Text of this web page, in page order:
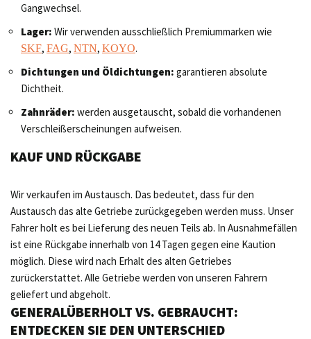
Gangwechsel.
Lager: Wir verwenden ausschließlich Premiummarken wie
SKF, FAG, NTN, KOYO.
Dichtungen und Öldichtungen: garantieren absolute
Dichtheit.
Zahnräder: werden ausgetauscht, sobald die vorhandenen
Verschleißerscheinungen aufweisen.
KAUF UND RÜCKGABE
Wir verkaufen im Austausch. Das bedeutet, dass für den
Austausch das alte Getriebe zurückgegeben werden muss. Unser
Fahrer holt es bei Lieferung des neuen Teils ab. In Ausnahmefällen
ist eine Rückgabe innerhalb von 14 Tagen gegen eine Kaution
möglich. Diese wird nach Erhalt des alten Getriebes
zurückerstattet. Alle Getriebe werden von unseren Fahrern
geliefert und abgeholt.
GENERALÜBERHOLT VS. GEBRAUCHT:
ENTDECKEN SIE DEN UNTERSCHIED